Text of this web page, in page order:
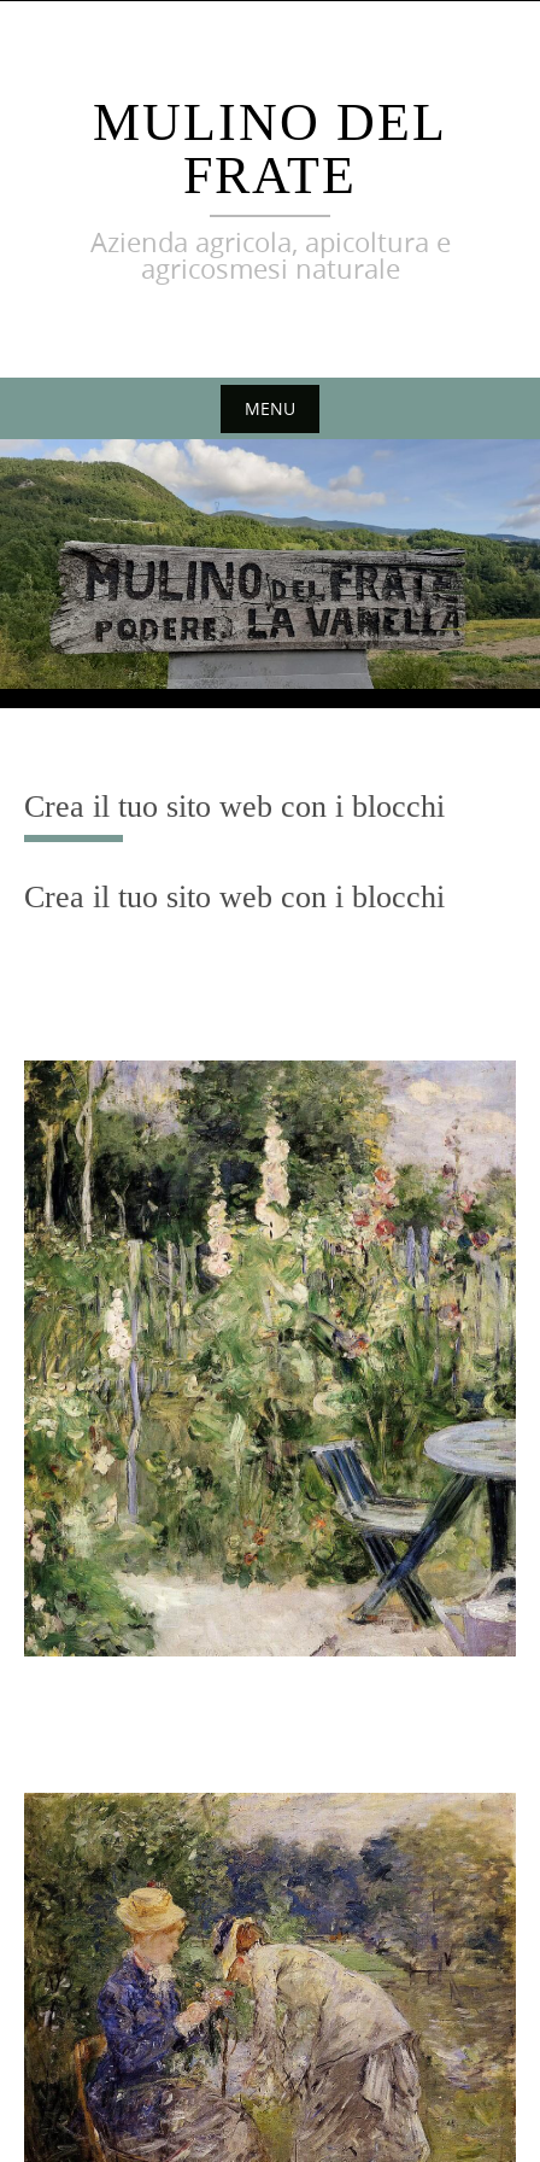
MULINO DEL
FRATE
Azienda agricola, apicoltura e
agricosmesi naturale
MENU
Crea il tuo sito web con i blocchi
Crea il tuo sito web con i blocchi